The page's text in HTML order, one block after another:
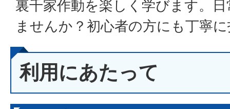
裏千家作動を楽しく学びます。
ませんか？初心者の方にも丁寧
利用にあたって